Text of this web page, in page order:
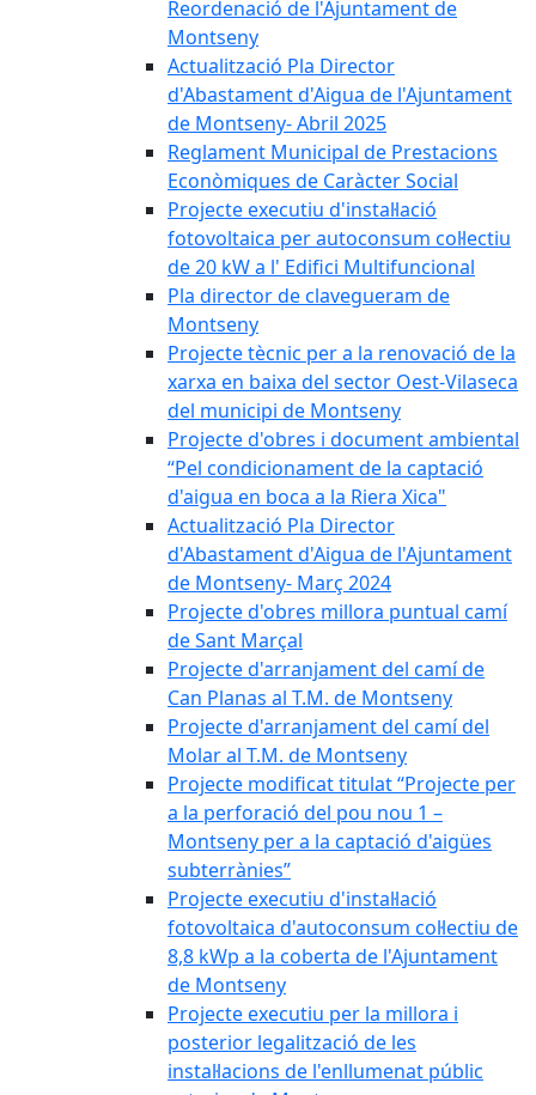
Reordenació de l'Ajuntament de
Montseny
Actualització Pla Director
d'Abastament d'Aigua de l'Ajuntament
de Montseny- Abril 2025
Reglament Municipal de Prestacions
Econòmiques de Caràcter Social
Projecte executiu d'instal·lació
fotovoltaica per autoconsum col·lectiu
de 20 kW a l' Edifici Multifuncional
Pla director de clavegueram de
Montseny
Projecte tècnic per a la renovació de la
xarxa en baixa del sector Oest-Vilaseca
del municipi de Montseny
Projecte d'obres i document ambiental
“Pel condicionament de la captació
d'aigua en boca a la Riera Xica"
Actualització Pla Director
d'Abastament d'Aigua de l'Ajuntament
de Montseny- Març 2024
Projecte d'obres millora puntual camí
de Sant Marçal
Projecte d'arranjament del camí de
Can Planas al T.M. de Montseny
Projecte d'arranjament del camí del
Molar al T.M. de Montseny
Projecte modificat titulat “Projecte per
a la perforació del pou nou 1 –
Montseny per a la captació d'aigües
subterrànies”
Projecte executiu d'instal·lació
fotovoltaica d'autoconsum col·lectiu de
8,8 kWp a la coberta de l'Ajuntament
de Montseny
Projecte executiu per la millora i
posterior legalització de les
instal·lacions de l'enllumenat públic